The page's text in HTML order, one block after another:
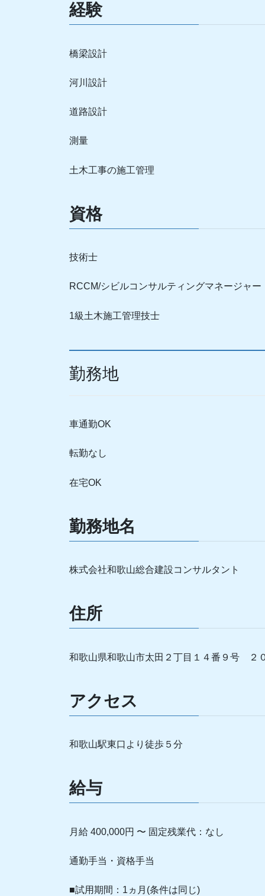
経験
橋梁設計
河川設計
道路設計
測量
土木工事の施工管理
資格
技術士
RCCM/シビルコンサルティングマネージャー
1級土木施工管理技士
勤務地
車通勤OK
転勤なし
在宅OK
勤務地名
株式会社和歌山総合建設コンサルタント
住所
和歌山県和歌山市太田２丁目１４番９号 ２
アクセス
和歌山駅東口より徒歩５分
給与
月給 400,000円 〜 固定残業代：なし
通勤手当・資格手当
■試用期間：1ヵ月(条件は同じ)